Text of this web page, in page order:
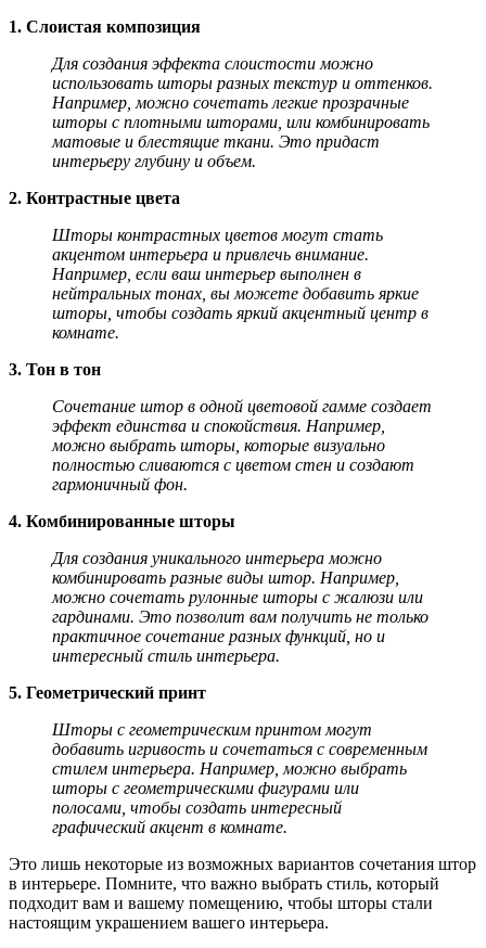
1. Слоистая композиция
Для создания эффекта слоистости можно
использовать шторы разных текстур и оттенков.
Например, можно сочетать легкие прозрачные
шторы с плотными шторами, или комбинировать
матовые и блестящие ткани. Это придаст
интерьеру глубину и объем.
2. Контрастные цвета
Шторы контрастных цветов могут стать
акцентом интерьера и привлечь внимание.
Например, если ваш интерьер выполнен в
нейтральных тонах, вы можете добавить яркие
шторы, чтобы создать яркий акцентный центр в
комнате.
3. Тон в тон
Сочетание штор в одной цветовой гамме создает
эффект единства и спокойствия. Например,
можно выбрать шторы, которые визуально
полностью сливаются с цветом стен и создают
гармоничный фон.
4. Комбинированные шторы
Для создания уникального интерьера можно
комбинировать разные виды штор. Например,
можно сочетать рулонные шторы с жалюзи или
гардинами. Это позволит вам получить не только
практичное сочетание разных функций, но и
интересный стиль интерьера.
5. Геометрический принт
Шторы с геометрическим принтом могут
добавить игривость и сочетаться с современным
стилем интерьера. Например, можно выбрать
шторы с геометрическими фигурами или
полосами, чтобы создать интересный
графический акцент в комнате.
Это лишь некоторые из возможных вариантов сочетания штор
в интерьере. Помните, что важно выбрать стиль, который
подходит вам и вашему помещению, чтобы шторы стали
настоящим украшением вашего интерьера.